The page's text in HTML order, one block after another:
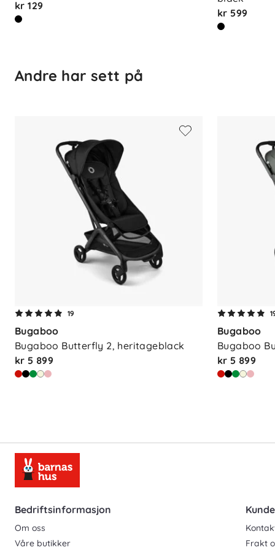
- Trekk og kalesje: Håndvask
- Følg vaskeanvisningene nøye
Vognbase med hjul og håndtak
Recline-sete med fempunktssele
Solkalesje med UPF 50+ og peek-
Handlekurv med 8 kg kapasitet
kr 129
kr 599
Andre har sett på
19
Bugaboo
Bugaboo Butterfly 2, heritageblack
kr 5 899
Bugaboo
Bugaboo
kr 5 899
Bedriftsinformasjon
Om oss
Våre butikker
Frakt